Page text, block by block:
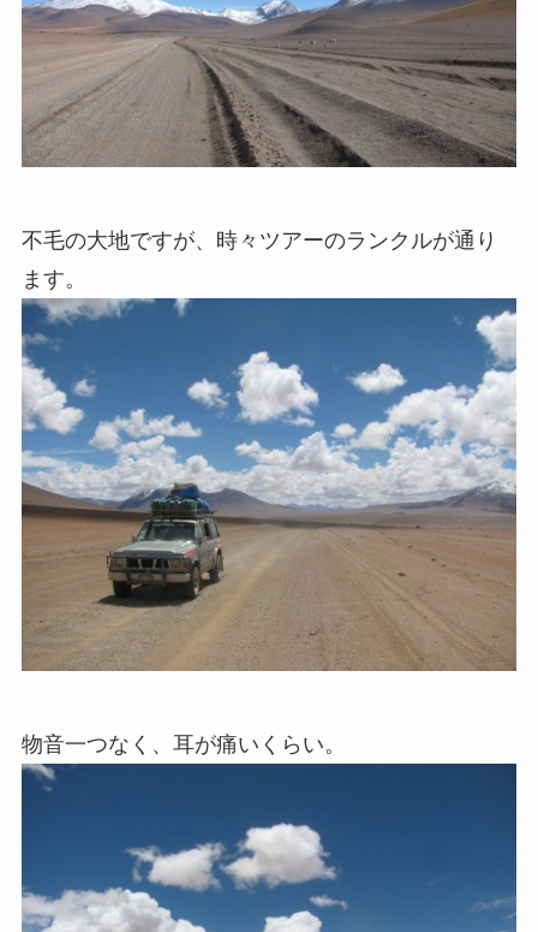
不毛の大地ですが、時々ツアーのランクルが通り
ます。
物音一つなく、耳が痛いくらい。